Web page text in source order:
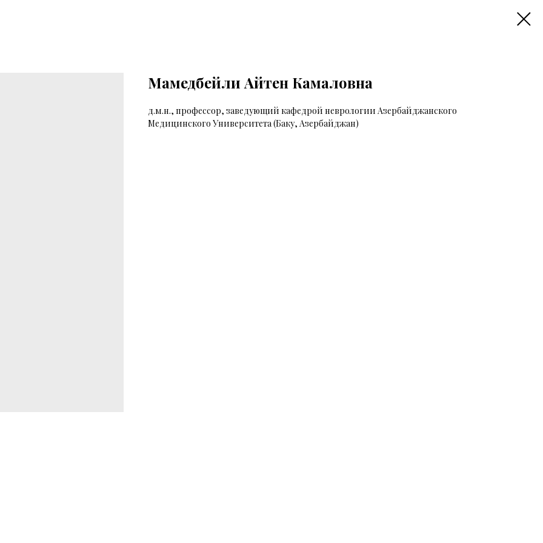
Мамедбейли Айтен Камаловна
д.м.н., профессор, заведующий кафедрой неврологии Азербайджанского
Медицинского Университета (Баку, Азербайджан)